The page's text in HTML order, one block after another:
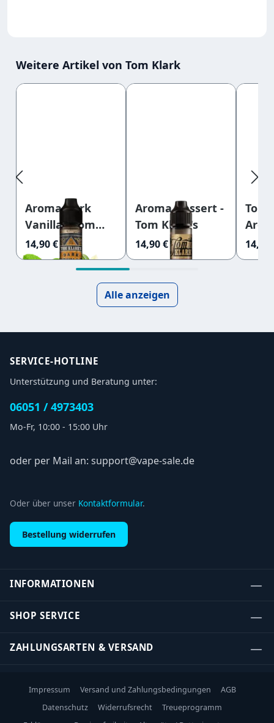
Weitere Artikel von Tom Klark
Produktgalerie überspringen
Aroma Dark
Vanilla - Tom
Klark's 5ml
14,90 €
Aroma Dessert -
Tom Klark's
14,90 €
Tom
5ml
14,95
Alle anzeigen
SERVICE-HOTLINE
Unterstützung und Beratung unter:
06051 / 4973403
Mo-Fr, 10:00 - 15:00 Uhr
oder per Mail an: support@vape-sale.de
Oder über unser Kontaktformular.
Bestellung widerrufen
INFORMATIONEN
SHOP SERVICE
ZAHLUNGSARTEN & VERSAND
Impressum Versand und Zahlungsbedingungen
AGB
Datenschutz
Widerrufsrecht
Treueprogramm